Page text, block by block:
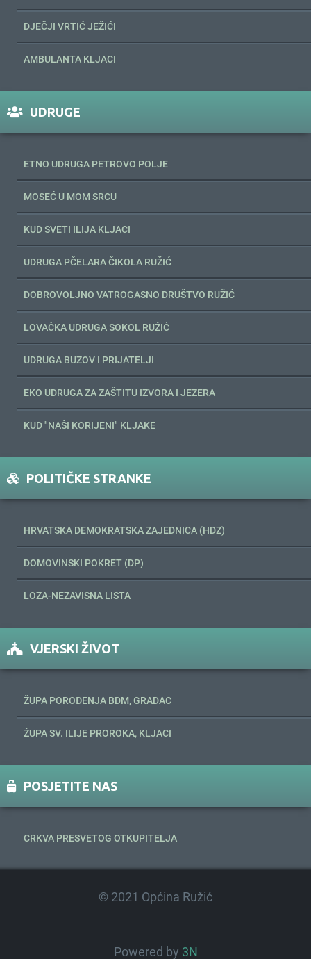
DJEČJI VRTIĆ JEŽIĆI
AMBULANTA KLJACI
UDRUGE
ETNO UDRUGA PETROVO POLJE
MOSEĆ U MOM SRCU
KUD SVETI ILIJA KLJACI
UDRUGA PČELARA ČIKOLA RUŽIĆ
DOBROVOLJNO VATROGASNO DRUŠTVO RUŽIĆ
LOVAČKA UDRUGA SOKOL RUŽIĆ
UDRUGA BUZOV I PRIJATELJI
EKO UDRUGA ZA ZAŠTITU IZVORA I JEZERA
KUD "NAŠI KORIJENI" KLJAKE
POLITIČKE STRANKE
HRVATSKA DEMOKRATSKA ZAJEDNICA (HDZ)
DOMOVINSKI POKRET (DP)
LOZA-NEZAVISNA LISTA
VJERSKI ŽIVOT
ŽUPA POROĐENJA BDM, GRADAC
ŽUPA SV. ILIJE PROROKA, KLJACI
POSJETITE NAS
CRKVA PRESVETOG OTKUPITELJA
© 2021 Općina Ružić
Powered by 3N